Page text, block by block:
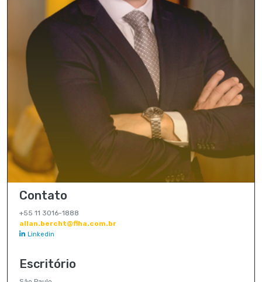
Contato
+55 11 3016-1888
allan.bercht@flha.com.br
Linkedin
Escritório